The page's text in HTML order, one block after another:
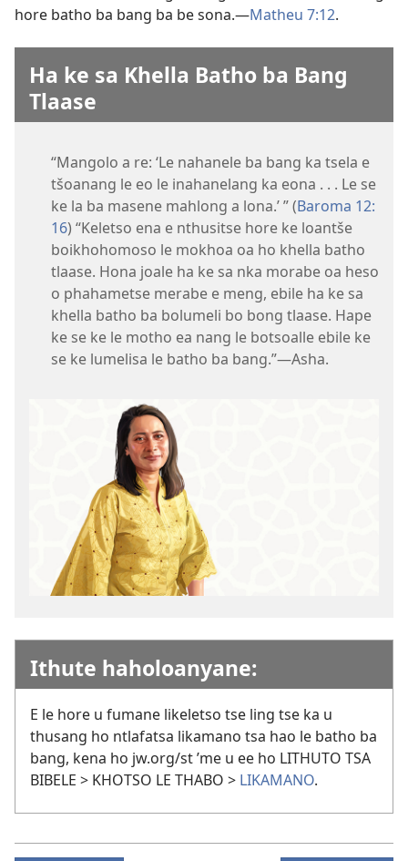
hore batho ba bang ba be sona.​—Matheu 7:12.
Ha ke sa Khella Batho ba Bang
Tlaase
“Mangolo a re: ‘Le nahanele ba bang ka tsela e
tšoanang le eo le inahanelang ka eona . . . Le se
ke la ba masene mahlong a lona.’ ” (Baroma 12:​
16) “Keletso ena e nthusitse hore ke loantše
boikhohomoso le mokhoa oa ho khella batho
tlaase. Hona joale ha ke sa nka morabe oa heso
o phahametse merabe e meng, ebile ha ke sa
khella batho ba bolumeli bo bong tlaase. Hape
ke se ke le motho ea nang le botsoalle ebile ke
se ke lumelisa le batho ba bang.”​—Asha.
Ithute haholoanyane:
E le hore u fumane likeletso tse ling tse ka u
thusang ho ntlafatsa likamano tsa hao le batho ba
bang, kena ho jw.org/st ’me u ee ho LITHUTO TSA
BIBELE > KHOTSO LE THABO > LIKAMANO.